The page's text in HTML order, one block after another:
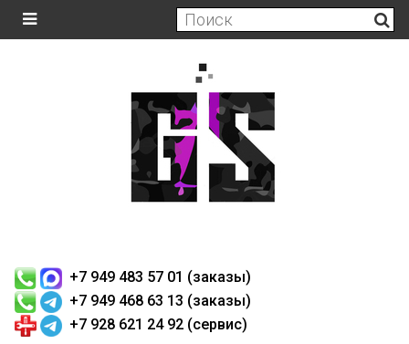
+7 949 483 57 01 (заказы)
+7 949 468 63 13 (заказы)
+7 928 621 24 92 (сервис)